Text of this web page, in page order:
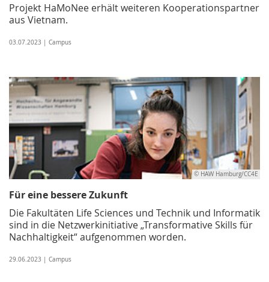
Projekt HaMoNee erhält weiteren Kooperationspartner
aus Vietnam.
03.07.2023 | Campus
© HAW Hamburg/CC4E
Für eine bessere Zukunft
Die Fakultäten Life Sciences und Technik und Informatik
sind in die Netzwerkinitiative „Transformative Skills für
Nachhaltigkeit“ aufgenommen worden.
29.06.2023 | Campus